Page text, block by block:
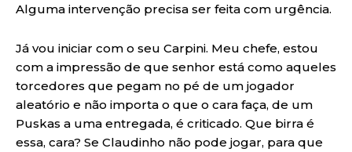
Alguma intervenção precisa ser feita com urgência.
Já vou iniciar com o seu Carpini. Meu chefe, estou
com a impressão de que senhor está como aqueles
torcedores que pegam no pé de um jogador
aleatório e não importa o que o cara faça, de um
Puskas a uma entregada, é criticado. Que birra é
essa, cara? Se Claudinho não pode jogar, para que